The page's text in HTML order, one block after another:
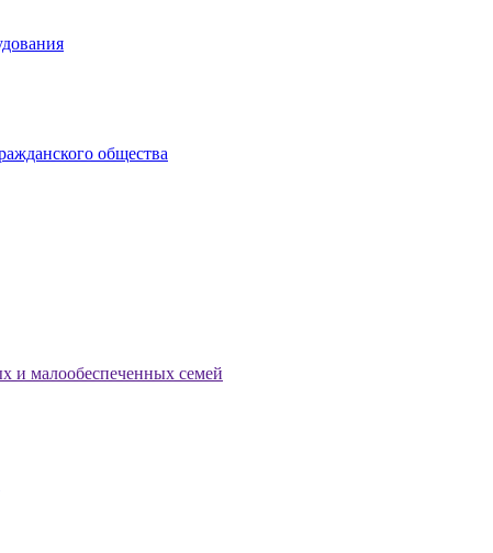
общества
и малообеспеченных семей